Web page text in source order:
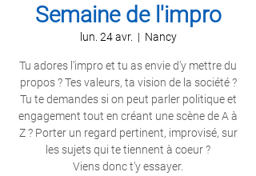
Semaine de l'impro
lun. 24 avr.
  |
Nancy
Tu adores l'impro et tu as envie d'y mettre du
propos ? Tes valeurs, ta vision de la société ?
Tu te demandes si on peut parler politique et
engagement tout en créant une scène de A à
Z ? Porter un regard pertinent, improvisé, sur
les sujets qui te tiennent à coeur ?
Viens donc t'y essayer.